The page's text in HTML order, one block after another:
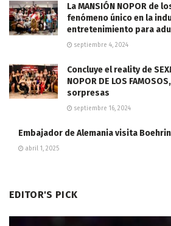
La MANSIÓN NOPOR de
fenómeno único en la
entretenimiento para
septiembre 4, 2024
Concluye el reality de
NOPOR DE LOS
sorpresas
septiembre 16, 2024
Embajador de Alemania visita
abril 1, 2025
EDITOR'S PICK